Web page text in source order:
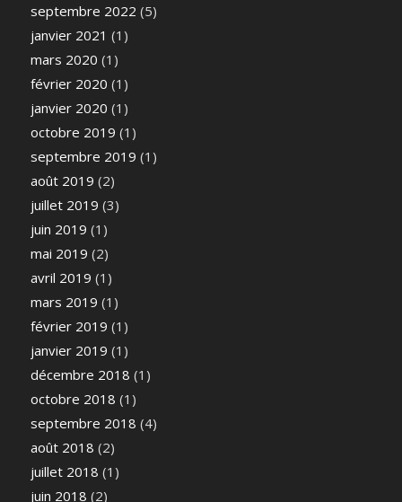
septembre 2022 (5)
janvier 2021 (1)
mars 2020 (1)
février 2020 (1)
janvier 2020 (1)
octobre 2019 (1)
septembre 2019 (1)
août 2019 (2)
juillet 2019 (3)
juin 2019 (1)
mai 2019 (2)
avril 2019 (1)
mars 2019 (1)
février 2019 (1)
janvier 2019 (1)
décembre 2018 (1)
octobre 2018 (1)
septembre 2018 (4)
août 2018 (2)
juillet 2018 (1)
juin 2018 (2)